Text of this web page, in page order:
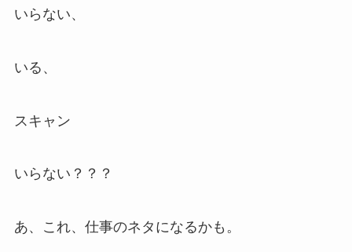
いらない、
いる、
スキャン
いらない？？？
あ、これ、仕事のネタになるかも。